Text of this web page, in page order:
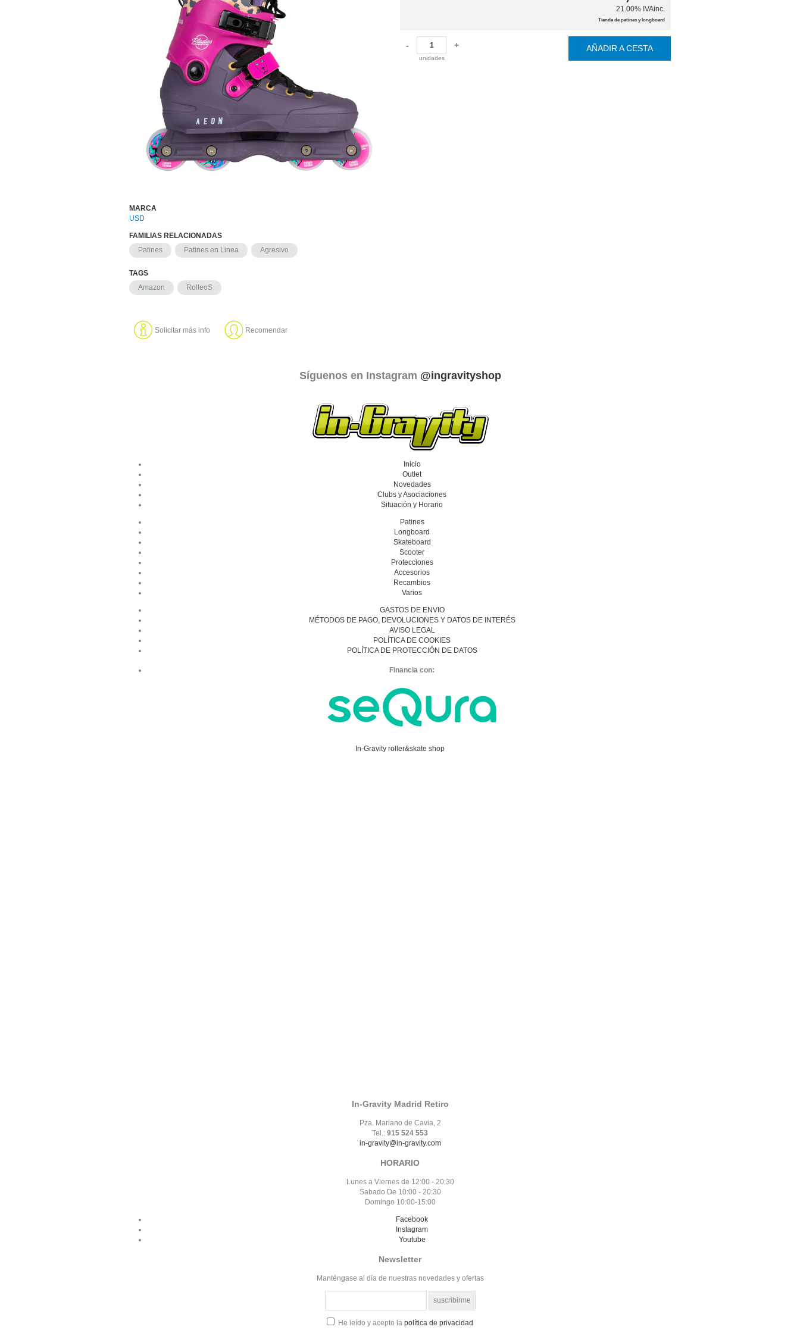
21.00% IVAinc.
Tienda de patines y longboard
-
unidades
+ AÑADIR A CESTA
MARCA
USD
FAMILIAS RELACIONADAS
Patines
Patines en Linea Agresivo
TAGS
Amazon
RolleoS
Solicitar más info Recomendar
Síguenos en Instagram @ingravityshop
Inicio
Outlet
Novedades
Clubs y Asociaciones
Situación y Horario
Patines
Longboard
Skateboard
Scooter
Protecciones
Accesorios
Recambios
Varios
GASTOS DE ENVIO
MÉTODOS DE PAGO, DEVOLUCIONES Y DATOS DE INTERÉS
AVISO LEGAL
POLÍTICA DE COOKIES
POLÍTICA DE PROTECCIÓN DE DATOS
Financia con:
In-Gravity roller&skate shop
In-Gravity Madrid Retiro
Pza. Mariano de Cavia, 2
Tel.: 915 524 553
in-gravity@in-gravity.com
HORARIO
Lunes a Viernes de 12:00 - 20:30
Sabado De 10:00 - 20:30
Domingo 10:00-15:00
Facebook
Instagram
Youtube
Newsletter
Manténgase al día de nuestras novedades y ofertas
He leído y acepto la política de privacidad